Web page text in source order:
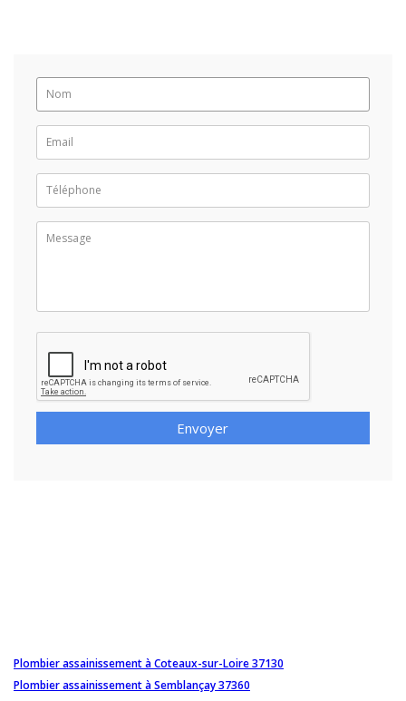
Envoyer
Plombier assainissement à Coteaux-sur-Loire 37130
Plombier assainissement à Semblançay 37360